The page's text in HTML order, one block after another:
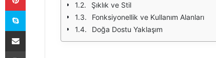
Şıklık ve Stil
Fonksiyonellik ve Kullanım Alanları
Doğa Dostu Yaklaşım
Skype
E-Posta ile paylaş